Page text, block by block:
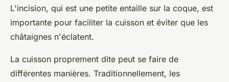
L'incision, qui est une petite entaille sur la coque, est
importante pour faciliter la cuisson et éviter que les
châtaignes n'éclatent.
La cuisson proprement dite peut se faire de
différentes manières. Traditionnellement, les